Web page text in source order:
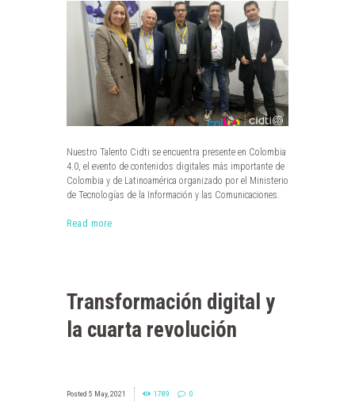
Nuestro Talento Cidti se encuentra presente en Colombia
4.0, el evento de contenidos digitales más importante de
Colombia y de Latinoamérica organizado por el Ministerio
de Tecnologías de la Información y las Comunicaciones.
Read more
Transformación digital y
la cuarta revolución
5 May, 2021 1789 0